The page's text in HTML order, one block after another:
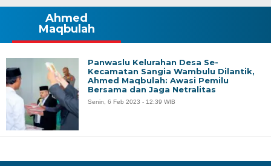
Ahmed
Maqbulah
Panwaslu Kelurahan Desa Se-
Kecamatan Sangia Wambulu Dilantik,
Ahmed Maqbulah: Awasi Pemilu
Bersama dan Jaga Netralitas
Senin, 6 Feb 2023 - 12:39 WIB